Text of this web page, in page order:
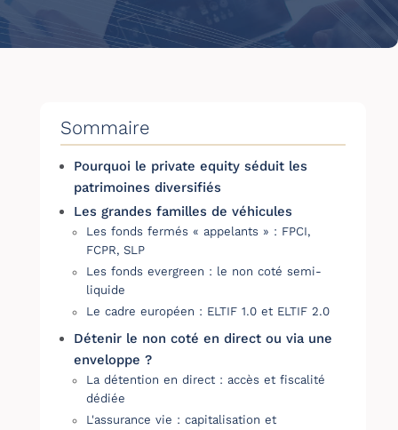
Sommaire
Pourquoi le private equity séduit les
patrimoines diversifiés
Les grandes familles de véhicules
Les fonds fermés « appelants » : FPCI,
FCPR, SLP
Les fonds evergreen : le non coté semi-
liquide
Le cadre européen : ELTIF 1.0 et ELTIF 2.0
Détenir le non coté en direct ou via une
enveloppe ?
La détention en direct : accès et fiscalité
dédiée
L'assurance vie : capitalisation et